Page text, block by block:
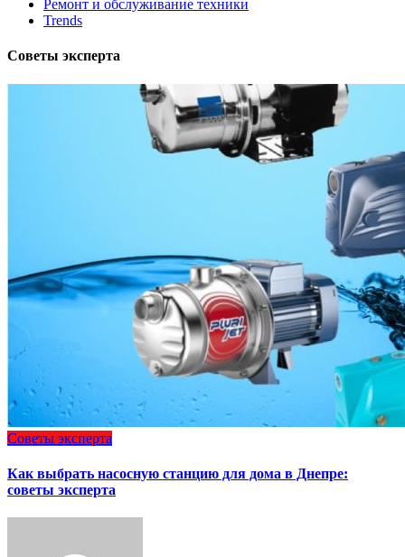
Ремонт и обслуживание техники
Trends
Советы эксперта
Советы эксперта
Как выбрать насосную станцию для дома в Днепре:
советы эксперта